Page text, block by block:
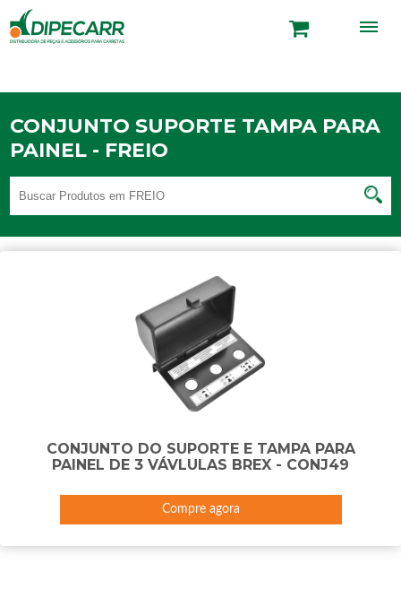
CONJUNTO SUPORTE TAMPA PARA
PAINEL - FREIO
CONJUNTO DO SUPORTE E TAMPA PARA
PAINEL DE 3 VÁVLULAS BREX - CONJ49
Compre agora